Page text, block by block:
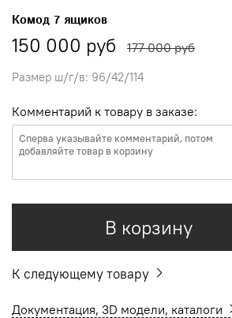
Комод 7 ящиков
150 000 руб 177 000 руб
Размер ш/г/в: 96/42/114
Комментарий к товару в заказе:
В корзину
К следующему товару
Документация, 3D модели, каталоги